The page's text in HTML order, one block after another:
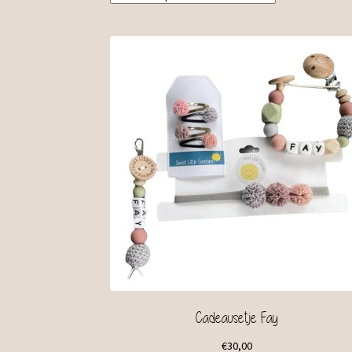
Cadeausetje Fay
€30,00